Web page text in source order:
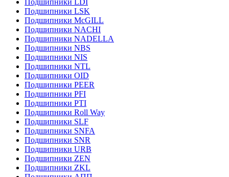
Подшипники LDI
Подшипники LSK
Подшипники McGILL
Подшипники NACHI
Подшипники NADELLA
Подшипники NBS
Подшипники NIS
Подшипники NTL
Подшипники OID
Подшипники PEER
Подшипники PFI
Подшипники PTI
Подшипники Roll Way
Подшипники SLF
Подшипники SNFA
Подшипники SNR
Подшипники URB
Подшипники ZEN
Подшипники ZKL